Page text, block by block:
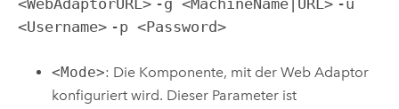
<Username> -p <Password>
<Mode>: Die Komponente, mit der Web Adaptor
konfiguriert wird. Dieser Parameter ist